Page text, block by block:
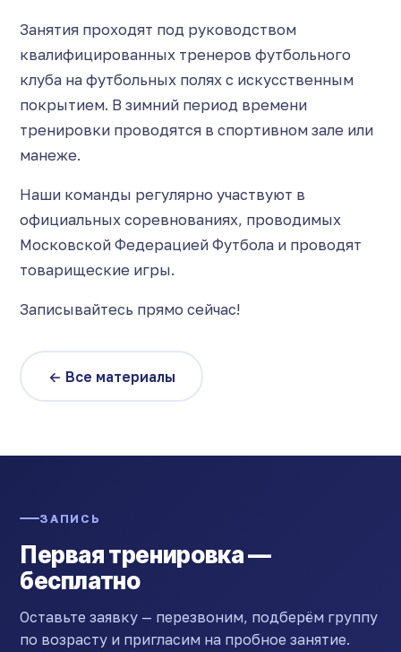
Занятия проходят под руководством
квалифицированных тренеров футбольного
клуба на футбольных полях с искусственным
покрытием. В зимний период времени
тренировки проводятся в спортивном зале или
манеже.
Наши команды регулярно участвуют в
официальных соревнованиях, проводимых
Московской Федерацией Футбола и проводят
товарищеские игры.
Записывайтесь прямо сейчас!
← Все материалы
ЗАПИСЬ
Первая тренировка —
бесплатно
Оставьте заявку — перезвоним, подберём группу
по возрасту и пригласим на пробное занятие.